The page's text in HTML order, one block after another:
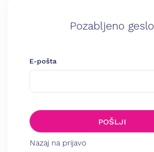
Pozabljeno geslo
E-pošta
POŠLJI
Nazaj na prijavo